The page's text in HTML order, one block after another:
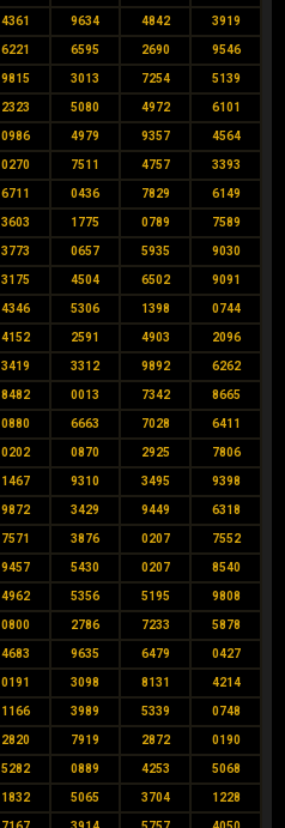
4361 9634 4842 3919
6221 6595 2690 9546
9815 3013 7254 5139
2323 5080 4972 6101
0986 4979 9357 4564
0270 7511 4757 3393
6711 0436 7829 6149
3603 1775 0789 7589
3773 0657 5935 9030
3175 4504 6502 9091
4346 5306 1398 0744
4152 2591 4903 2096
3419 3312 9892 6262
8482 0013 7342 8665
0880 6663 7028 6411
0202 0870 2925 7806
1467 9310 3495 9398
9872 3429 9449 6318
7571 3876 0207 7552
9457 5430 0207 8540
4962 5356 5195 9808
0800 2786 7233 5878
4683 9635 6479 0427
0191 3098 8131 4214
1166 3989 5339 0748
2820 7919 2872 0190
5282 0889 4253 5068
1832 5065 3704 1228